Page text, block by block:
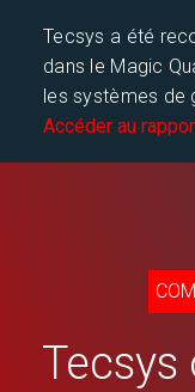
Tecsys a été
dans le Magic
les systèmes de
Accéder au
Tecsys